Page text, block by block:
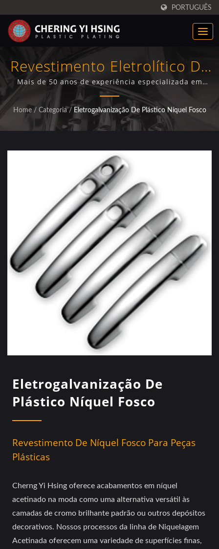
PORTUGUÊS
Revestimento Eletrolítico De
Níquel Acetinado
Profissional Para
Componentes Plásticos
Mais de 50 anos de experiência especializada em
revestimento de níquel acetinado com certificação
ISO/IEC 17025, atendendo fabricantes de automóveis,
eletrodomésticos e motocicletas com acabamentos
decorativos superiores e proteção contra corrosão.
Home / Categoria / Eletrogalvanização De Plástico Níquel Fosco
Eletrogalvanização De
Plástico Níquel Fosco
Revestimento De Níquel Fosco Para Peças
Plásticas
Cherng Yi Hsing oferece acabamentos em níquel
acetinado na moda como uma alternativa versátil às
camadas de cromo brilhante padrão ou outros depósitos
decorativos. Nossos processos da linha de Niquelagem
Acetinada oferecem uma variedade de superfícies finas,